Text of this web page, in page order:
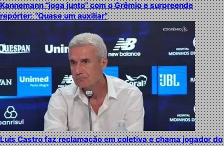
Kannemann “joga junto” com o Grêmio e surpreende
repórter: “Quase um auxiliar”
Luís Castro faz reclamação em coletiva e chama jogador do